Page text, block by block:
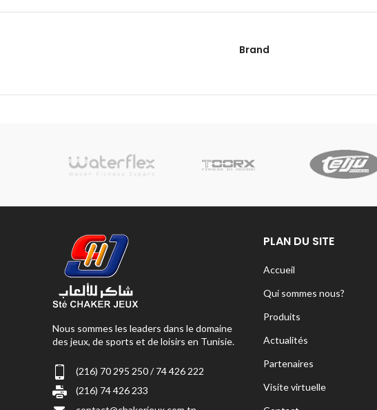
Brand
Nous sommes les leaders dans le domaine
des jeux, de sports et de loisirs en Tunisie.
(216) 70 295 250 / 74 426 222
(216) 74 426 233
PLAN DU SITE
Accueil
Qui sommes nous?
Produits
Actualités
Partenaires
Visite virtuelle